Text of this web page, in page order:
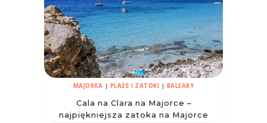
MAJORKA | PLAŻE I ZATOKI | BALEARY
Cala na Clara na Majorce –
najpiękniejsza zatoka na Majorce